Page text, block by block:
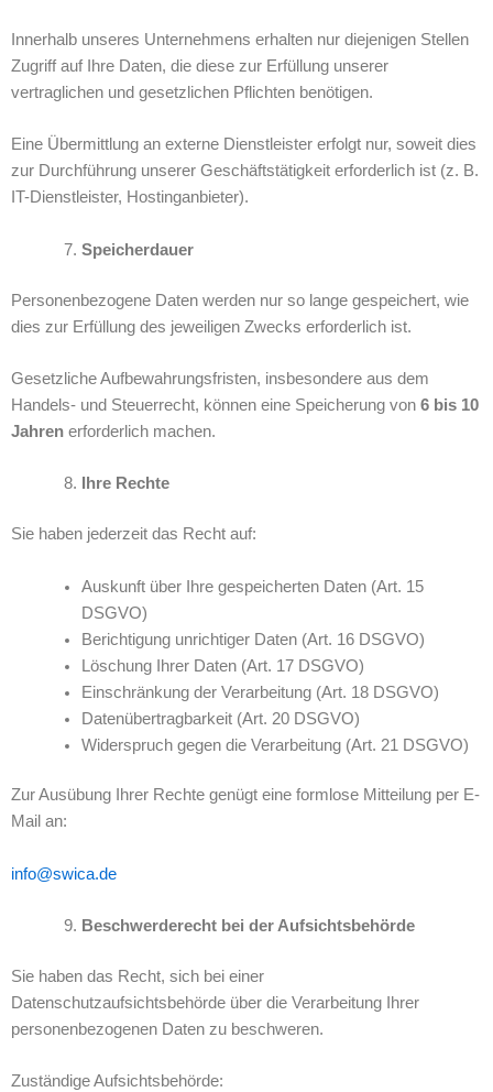
Innerhalb unseres Unternehmens erhalten nur diejenigen Stellen
Zugriff auf Ihre Daten, die diese zur Erfüllung unserer
vertraglichen und gesetzlichen Pflichten benötigen.
Eine Übermittlung an externe Dienstleister erfolgt nur, soweit dies
zur Durchführung unserer Geschäftstätigkeit erforderlich ist (z. B.
IT-Dienstleister, Hostinganbieter).
Speicherdauer
Personenbezogene Daten werden nur so lange gespeichert, wie
dies zur Erfüllung des jeweiligen Zwecks erforderlich ist.
Gesetzliche Aufbewahrungsfristen, insbesondere aus dem
Handels- und Steuerrecht, können eine Speicherung von 6 bis 10
Jahren erforderlich machen.
Ihre Rechte
Sie haben jederzeit das Recht auf:
Auskunft über Ihre gespeicherten Daten (Art. 15
DSGVO)
Berichtigung unrichtiger Daten (Art. 16 DSGVO)
Löschung Ihrer Daten (Art. 17 DSGVO)
Einschränkung der Verarbeitung (Art. 18 DSGVO)
Datenübertragbarkeit (Art. 20 DSGVO)
Widerspruch gegen die Verarbeitung (Art. 21 DSGVO)
Zur Ausübung Ihrer Rechte genügt eine formlose Mitteilung per E-
Mail an:
info@swica.de
Beschwerderecht bei der Aufsichtsbehörde
Sie haben das Recht, sich bei einer
Datenschutzaufsichtsbehörde über die Verarbeitung Ihrer
personenbezogenen Daten zu beschweren.
Zuständige Aufsichtsbehörde: